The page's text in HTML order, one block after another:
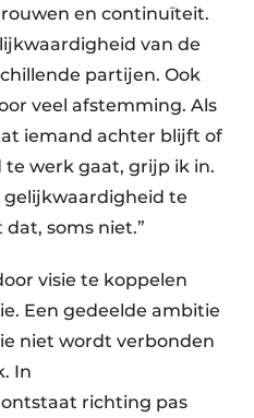
en continuïteit.
van de
partijen. Ook
veel afstemming. Als
iemand achter blijft of
werk gaat, grijp ik in.
gelijkwaardigheid te
soms niet.”
visie te koppelen
Een gedeelde ambitie
niet wordt verbonden
In
richting pas